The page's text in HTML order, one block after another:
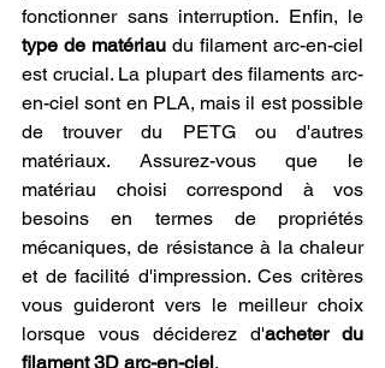
type de matériau du filament arc-en-ciel
est crucial. La plupart des filaments arc-
en-ciel sont en PLA, mais il est possible
de trouver du PETG ou d'autres
matériaux. Assurez-vous que le
matériau choisi correspond à vos
besoins en termes de propriétés
mécaniques, de résistance à la chaleur
et de facilité d'impression. Ces critères
vous guideront vers le meilleur choix
lorsque vous déciderez d'acheter du
filament 3D arc-en-ciel.